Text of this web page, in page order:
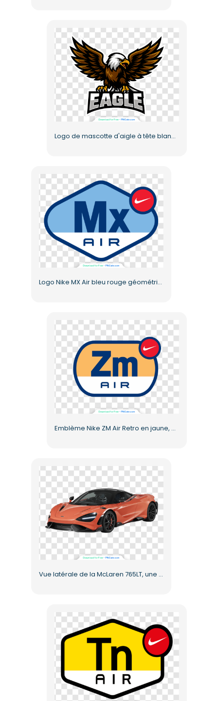
Logo de mascotte d'aigle à tête blanche audacieux avec bannière PNG gratuit
Logo Nike MX Air bleu rouge géométrique, image de marque gratuite au format PNG
Emblème Nike ZM Air Retro en jaune, bleu et rouge (PNG gratuit)
Vue latérale de la McLaren 765LT, une voiture de sport élégante, au format PNG gratuit